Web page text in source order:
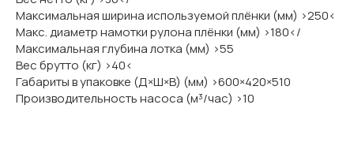
Максимальная ширина используемой плёнки (мм) >250<
Макс. диаметр намотки рулона плёнки (мм) >180</
Максимальная глубина лотка (мм) >55
Вес брутто (кг) >40<
Габариты в упаковке (Д×Ш×В) (мм) >600×420×510
Производительность насоса (м³/час) >10